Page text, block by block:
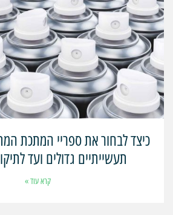
כיצד לבחור את ספריי המתכת
תעשייתיים גדולים ועד
קרא עוד »